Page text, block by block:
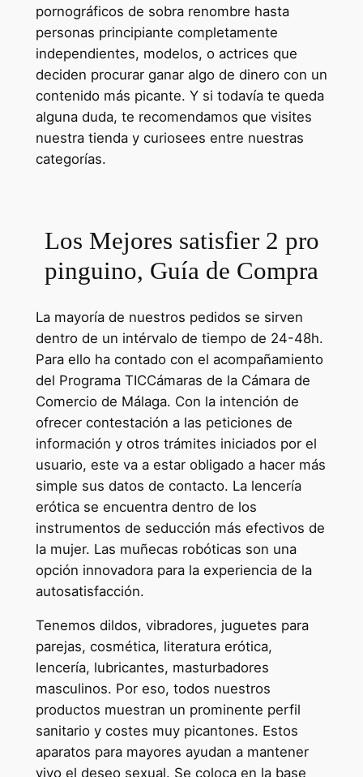
pornográficos de sobra renombre hasta
personas principiante completamente
independientes, modelos, o actrices que
deciden procurar ganar algo de dinero con un
contenido más picante. Y si todavía te queda
alguna duda, te recomendamos que visites
nuestra tienda y curiosees entre nuestras
categorías.
Los Mejores satisfier 2 pro
pinguino, Guía de Compra
La mayoría de nuestros pedidos se sirven
dentro de un intérvalo de tiempo de 24-48h.
Para ello ha contado con el acompañamiento
del Programa TICCámaras de la Cámara de
Comercio de Málaga. Con la intención de
ofrecer contestación a las peticiones de
información y otros trámites iniciados por el
usuario, este va a estar obligado a hacer más
simple sus datos de contacto. La lencería
erótica se encuentra dentro de los
instrumentos de seducción más efectivos de
la mujer. Las muñecas robóticas son una
opción innovadora para la experiencia de la
autosatisfacción.
Tenemos dildos, vibradores, juguetes para
parejas, cosmética, literatura erótica,
lencería, lubricantes, masturbadores
masculinos. Por eso, todos nuestros
productos muestran un prominente perfil
sanitario y costes muy picantones. Estos
aparatos para mayores ayudan a mantener
vivo el deseo sexual. Se coloca en la base